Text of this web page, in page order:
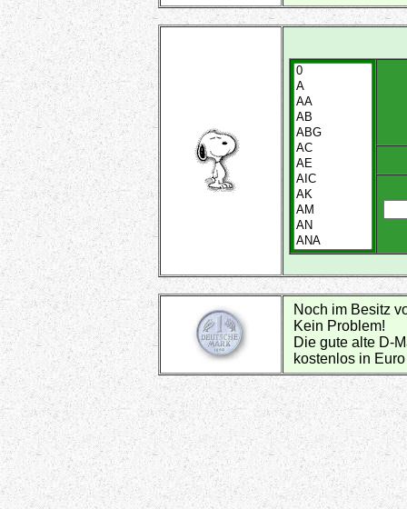
Noch im Besitz
Kein Problem!
Die gute alte D-
kostenlos in